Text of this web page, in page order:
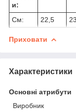
и:
См: 22,5 23
Приховати
Характеристики
Основні атрибути
Виробник